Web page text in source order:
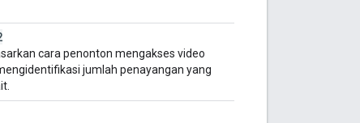
cara penonton mengakses video
jumlah penayangan yang